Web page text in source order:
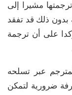
مشيرا إلى
بدون ذلك قد تفقد
على أن ترجمة
عبر تسلحه
ضرورية لتمكن